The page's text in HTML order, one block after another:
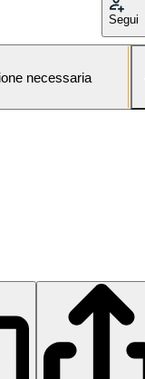
Segui
necessaria